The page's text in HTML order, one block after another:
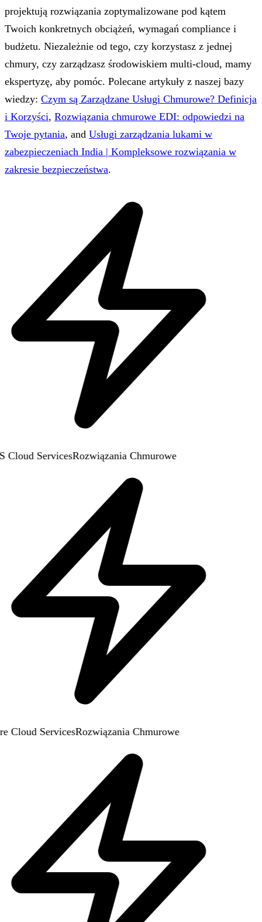
projektują rozwiązania zoptymalizowane pod kątem
Twoich konkretnych obciążeń, wymagań compliance i
budżetu. Niezależnie od tego, czy korzystasz z jednej
chmury, czy zarządzasz środowiskiem multi-cloud, mamy
ekspertyzę, aby pomóc. Polecane artykuły z naszej bazy
wiedzy: Czym są Zarządzane Usługi Chmurowe? Definicja
i Korzyści, Rozwiązania chmurowe EDI: odpowiedzi na
Twoje pytania, and Usługi zarządzania lukami w
zabezpieczeniach India | Kompleksowe rozwiązania w
zakresie bezpieczeństwa.
Cloud ServicesRozwiązania Chmurowe
Cloud ServicesRozwiązania Chmurowe